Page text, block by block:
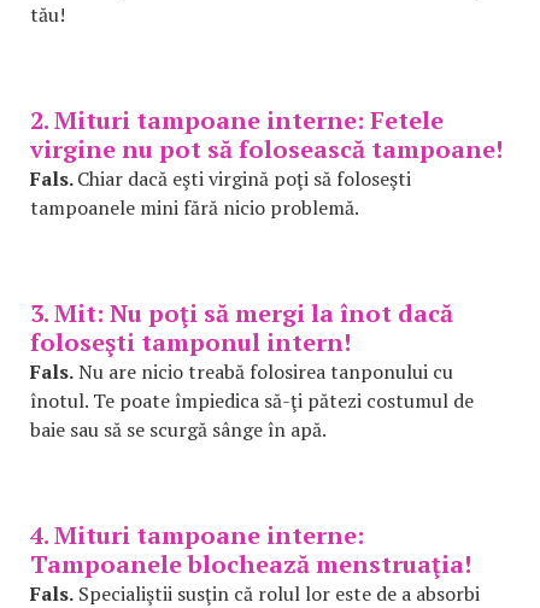
tău!
2. Mituri tampoane interne: Fetele
virgine nu pot să folosească tampoane!
Fals.Chiar dacă eşti virgină poţi să foloseşti
tampoanele mini fără nicio problemă.
3. Mit: Nu poţi să mergi la înot dacă
foloseşti tamponul intern!
Fals.Nu are nicio treabă folosirea tanponului cu
înotul. Te poate împiedica să-ţi pătezi costumul de
baie sau să se scurgă sânge în apă.
4. Mituri tampoane interne:
Tampoanele blochează menstruaţia!
Fals. Specialiştii susţin că rolul lor este de a absorbi